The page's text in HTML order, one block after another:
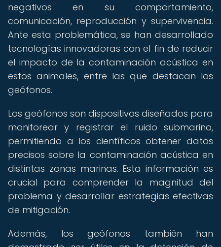
negativos en su comportamiento,
comunicación, reproducción y supervivencia.
Ante esta problemática, se han desarrollado
tecnologías innovadoras con el fin de reducir
el impacto de la contaminación acústica en
estos animales, entre las que destacan los
geófonos.
Los geófonos son dispositivos diseñados para
monitorear y registrar el ruido submarino,
permitiendo a los científicos obtener datos
precisos sobre la contaminación acústica en
distintas zonas marinas. Esta información es
crucial para comprender la magnitud del
problema y desarrollar estrategias efectivas
de mitigación.
Además, los geófonos también han